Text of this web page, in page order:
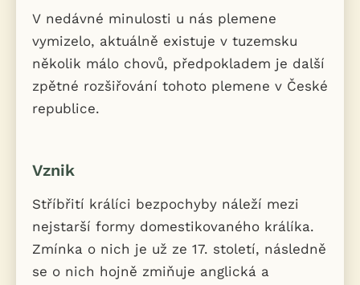
V nedávné minulosti u nás plemene
vymizelo, aktuálně existuje v tuzemsku
několik málo chovů, předpokladem je další
zpětné rozšiřování tohoto plemene v České
republice.
Vznik
Stříbřití králíci bezpochyby náleží mezi
nejstarší formy domestikovaného králíka.
Zmínka o nich je už ze 17. století, následně
se o nich hojně zmiňuje anglická a